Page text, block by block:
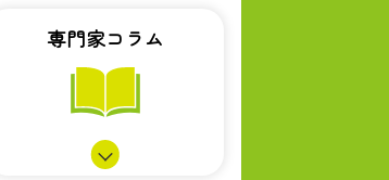
専門家コラム